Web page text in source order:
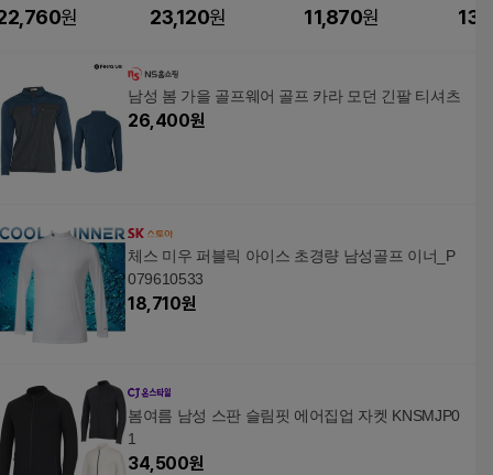
개입, 1개
원
L), 160개입, 1개
23,120원
개입, 1개
11,870원
50
남성 봄 가을 골프웨어 골프 카라 모던 긴팔 티셔츠
26,400원
체스 미우 퍼블릭 아이스 초경량 남성골프 이너_P
079610533
18,710원
봄여름 남성 스판 슬림핏 에어집업 자켓 KNSMJP0
1
34,500원